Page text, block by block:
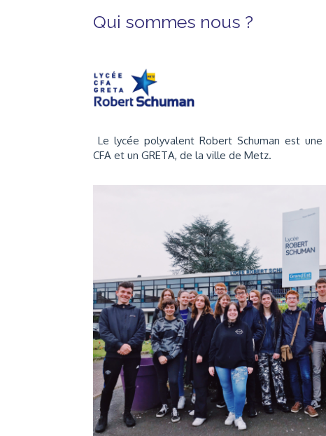
Qui sommes nous ?
Le lycée polyvalent Robert Schuman est
CFA et un GRETA, de la ville de Metz.